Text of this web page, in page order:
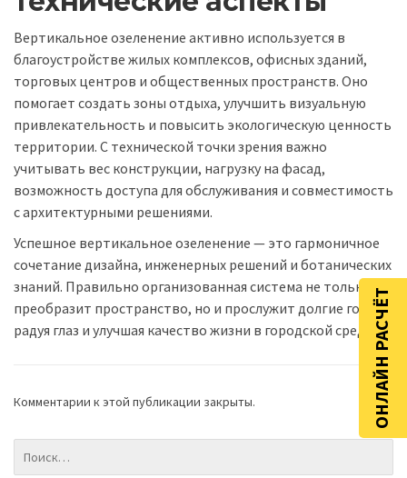
Вертикальное озеленение активно используется в
благоустройстве жилых комплексов, офисных зданий,
торговых центров и общественных пространств. Оно
помогает создать зоны отдыха, улучшить визуальную
привлекательность и повысить экологическую ценность
территории. С технической точки зрения важно
учитывать вес конструкции, нагрузку на фасад,
возможность доступа для обслуживания и совместимость
с архитектурными решениями.
Успешное вертикальное озеленение — это гармоничное
сочетание дизайна, инженерных решений и ботанических
знаний. Правильно организованная система не только
преобразит пространство, но и прослужит долгие годы,
радуя глаз и улучшая качество жизни в городской среде.
Комментарии к этой публикации закрыты. ОНЛАЙН РАСЧЁТ